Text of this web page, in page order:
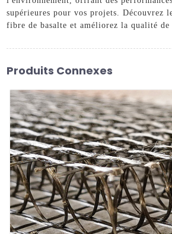
supérieures pour vos projets. Découvrez
fibre de basalte et améliorez la qualité de
Produits Connexes